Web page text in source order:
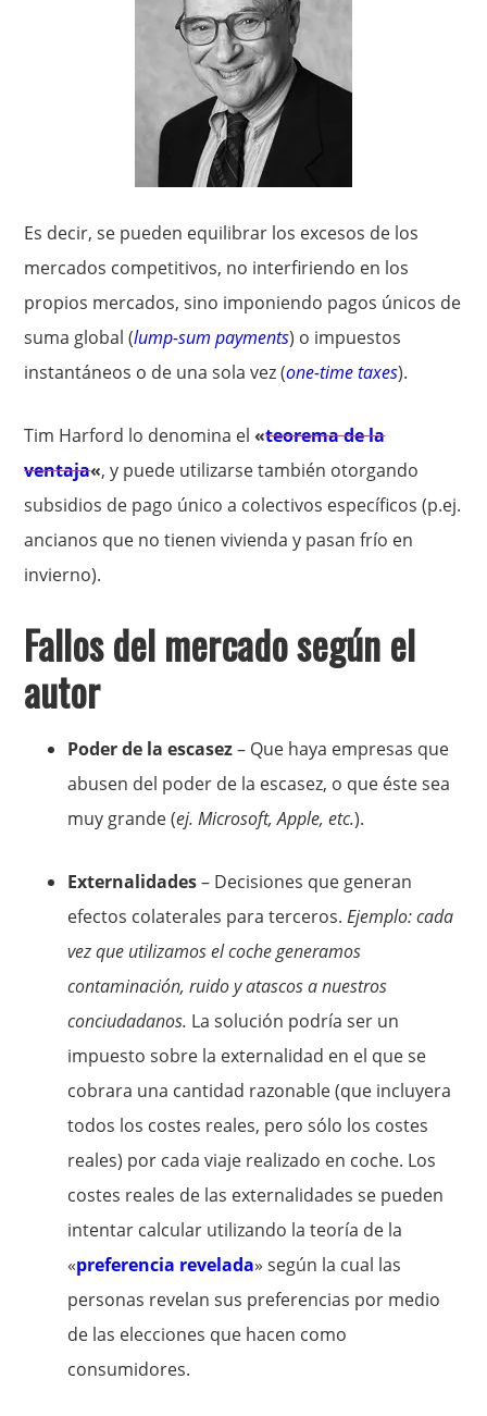
Es decir, se pueden equilibrar los excesos de los
mercados competitivos, no interfiriendo en los
propios mercados, sino imponiendo pagos únicos de
suma global (lump-sum payments) o impuestos
instantáneos o de una sola vez (one-time taxes).
Tim Harford lo denomina el«teorema de la
ventaja«, y puede utilizarse también otorgando
subsidios de pago único a colectivos específicos (p.ej.
ancianos que no tienen vivienda y pasan frío en
invierno).
Fallos del mercado según el
autor
Poder de la escasez– Que haya empresas que
abusen del poder de la escasez, o que éste sea
muy grande (ej. Microsoft, Apple, etc.).
Externalidades– Decisiones que generan
efectos colaterales para terceros.Ejemplo: cada
vez que utilizamos el coche generamos
contaminación, ruido y atascos a nuestros
conciudadanos. La solución podría ser un
impuesto sobre la externalidad en el que se
cobrara una cantidad razonable (que incluyera
todos los costes reales, pero sólo los costes
reales) por cada viaje realizado en coche. Los
costes reales de las externalidades se pueden
intentar calcular utilizando la teoría de la
«preferencia revelada» según la cual las
personas revelan sus preferencias por medio
de las elecciones que hacen como
consumidores.